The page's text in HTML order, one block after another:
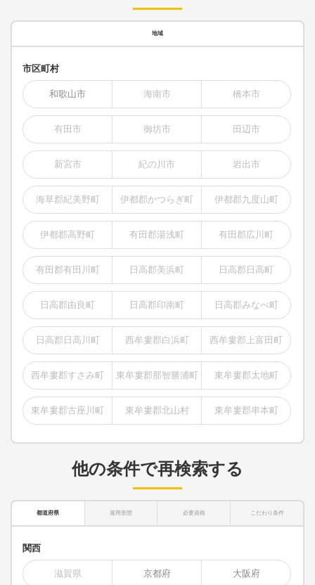
地域
市区町村
和歌山市 海南市 橋本市
有田市 御坊市 田辺市
新宮市 紀の川市 岩出市
海草郡紀美野町 伊都郡かつらぎ町 伊都郡九度山町
伊都郡高野町 有田郡湯浅町 有田郡広川町
有田郡有田川町 日高郡美浜町 日高郡日高町
日高郡由良町 日高郡印南町 日高郡みなべ町
日高郡日高川町 西牟婁郡白浜町 西牟婁郡上富田町
西牟婁郡すさみ町 東牟婁郡那智勝浦町 東牟婁郡太地町
東牟婁郡古座川町 東牟婁郡北山村 東牟婁郡串本町
他の条件で再検索する
都道府県 雇用形態 必要資格 こだわり条件
関西
滋賀県 京都府 大阪府